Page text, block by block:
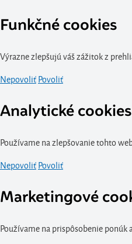
Funkčné cookies
Výrazne zlepšujú váš zážitok z
NepovoliťPovoliť
Analytické cookies
Používame na zlepšovanie tohto
NepovoliťPovoliť
Marketingové
Používame na prispôsobenie ponúk